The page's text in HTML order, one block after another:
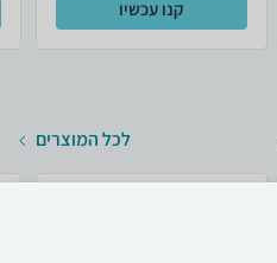
קנו עכשיו
לכל המוצרים